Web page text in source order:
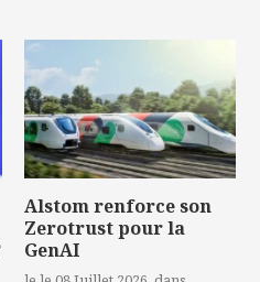
Alstom renforce son
Zerotrust pour la
GenAI